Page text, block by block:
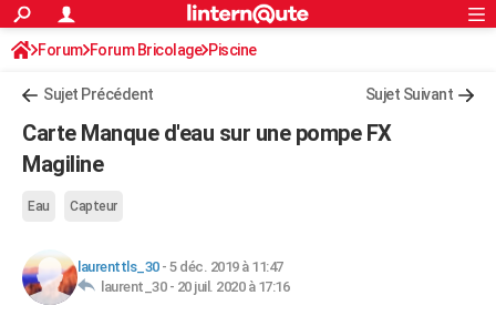
ACTUALITÉS
Politique
Société
Faits Divers
Education
Monde
Villes
+
Programme TV
TNTStreaming
Cinéma
Sorties cinéma
Musique
+FINANCE
Retraite
Impôts
Epargne
Immobilier
Risques naturels par ville
Banque
Assurance
Crédit
AUTO
Mobiles
Meilleur smartphone
Internet
Ordinateurs
Jeux vidéo
Guide high-tech
+BRICOLAGE
S'inscrire
Connexion
Forum Forum Bricolage Piscine
Sujet Précédent Sujet Suivant
Carte Manque d'eau sur une pompe FX
Magiline
Eau Capteur
laurenttls_30- 5 déc. 2019 à 11:47
laurent_30 - 20 juil. 2020 à 17:16